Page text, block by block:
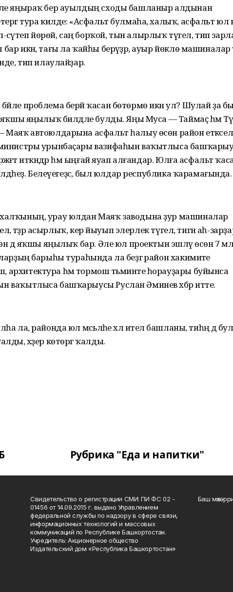
яңыраҡ бер ауылдың сходы башланыр алдынан
тура килде: «Асфальт булмаһа, халыҡ, асфальт юл
йөрөй, саң борҡой, тын алырлыҡ түгел, тип
икән, тағы ла ҡайһы берәүҙәр, ауыр йөклө машиналар
тип илаулайҙар.
бәйле проблема берәй ҡасан бөтөрмө икән ул? Шулай ҙа
яҡшы яңылыҡ билдәле булды. Яңы Муса — Таймаҫ һәм
автоюлдарына асфальт һалыу өсөн район
урынбаҫары вазифаһын ваҡытлыса
иткәндәр һәм ыңғай яуап алғандар. Юлға асфальт
Белеүегеҙсә, был юлдар республика ҡарамағында.
урау юлдан Маяҡ заводына ҙур машиналар
тәҙрә асырлыҡ, кер йыуып элерлек түгел, тигән аһ-
дә яҡшы яңылыҡ бар. Әле юл проектын эшләү өсөн 7
барыһы тураһында ла беҙгә район хакимиәте
һәм тормош тәьминәте һорауҙары буйынса
ваҡытлыса башҡарыусы Руслан Әминев хәбәр итте.
ла, районда юл мәсьәләһе хәл ителә башланы, тиһәң дә
хәҙер көтөргә ҡалды.
Рубрика "Еда и напитки"
Свидетельство о регистрации СМИ: ПИ ФС 02 -
01456 от 14.09.2015 г. выдано Управлением
федеральной службы по надзору в сфере связи,
информационных технологий и массовых
коммуникаций по Республике Башкортостан.
Учредитель: Акционерное общество
Издательский дом «Республика Башкортостан»
Баш